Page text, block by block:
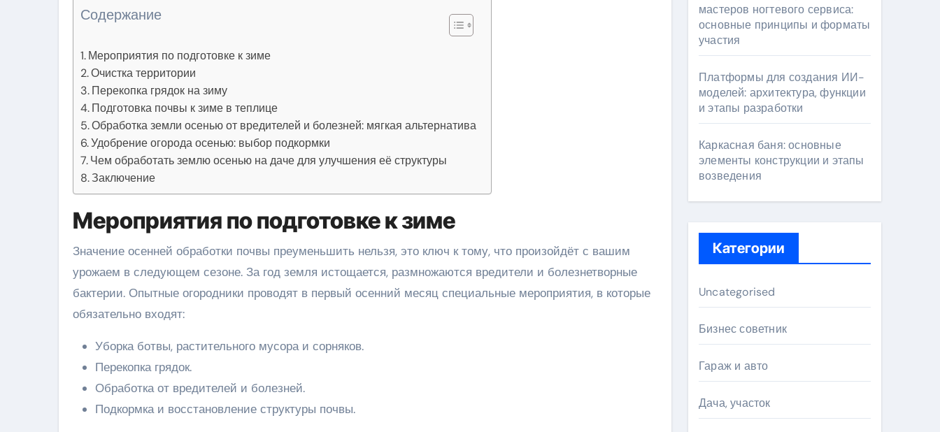
Содержание
Мероприятия по подготовке к зиме
Очистка территории
Перекопка грядок на зиму
Подготовка почвы к зиме в теплице
Обработка земли осенью от вредителей и болезней: мягкая альтернатива
Удобрение огорода осенью: выбор подкормки
Чем обработать землю осенью на даче для улучшения её структуры
Заключение
Мероприятия по подготовке к зиме
Значение осенней обработки почвы преуменьшить нельзя, это ключ к тому, что произойдёт с вашим
урожаем в следующем сезоне. За год земля истощается, размножаются вредители и болезнетворные
бактерии. Опытные огородники проводят в первый осенний месяц специальные мероприятия, в которые
обязательно входят:
Уборка ботвы, растительного мусора и сорняков.
Перекопка грядок.
Обработка от вредителей и болезней.
Подкормка и восстановление структуры почвы.
мастеров ногтевого сервиса:
основные принципы и форматы
участия
Платформы для создания ИИ-
моделей: архитектура, функции
и этапы разработки
Каркасная баня: основные
элементы конструкции и этапы
возведения
Категории
Uncategorised
Бизнес советник
Гараж и авто
Дача, участок